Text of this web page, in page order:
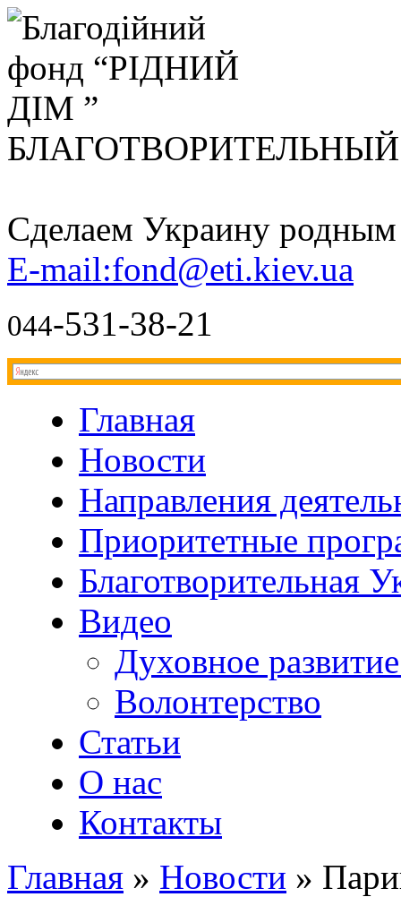
Сделаем Украину родным
E-mail:fond@eti.kiev.ua
044-531-38-21
Главная
Новости
Направления
Приоритетные
Благотворительная
Видео
Духовное
Волонтерство
Статьи
О нас
Контакты
Главная » Новости »